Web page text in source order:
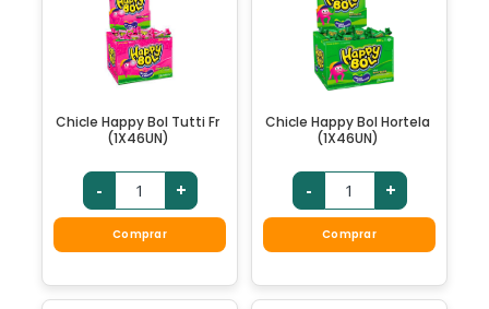
Chicle Happy Bol Tutti Fr
(1X46UN)
- +
Comprar
Chicle Happy Bol Hortela
(1X46UN)
- +
Comprar